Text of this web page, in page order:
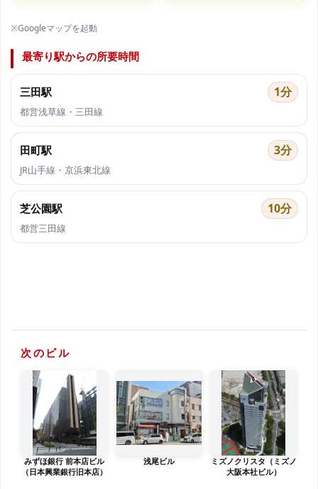
※Googleマップを起動
最寄り駅からの所要時間
三田駅 1分
都営浅草線・三田線
田町駅 3分
JR山手線・京浜東北線
芝公園駅 10分
都営三田線
次のビル
みずほ銀行 前本店ビル
（日本興業銀行旧本店）
浅尾ビル
ミズノクリスタ（ミズノ
大阪本社ビル）